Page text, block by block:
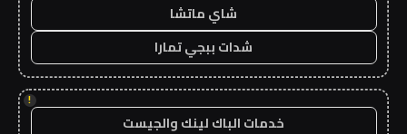
شاي ماتشا
شدات ببجي تمارا
!
خدمات الباك لينك والجيست